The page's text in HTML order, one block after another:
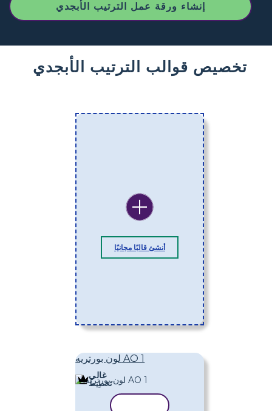
إنشاء ورقة عمل الترتيب الأبجدي
تخصيص قوالب الترتيب الأبجدي
أنشئ قالبًا مجانيًا
لون بورتريه AO 1
غالي
تَخطِيط